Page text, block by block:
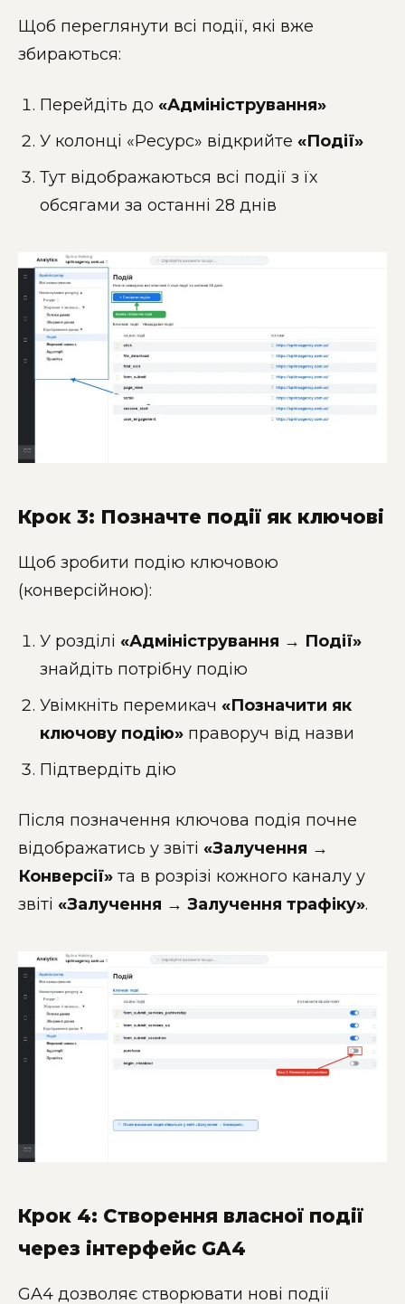
Щоб переглянути всі події, які вже
збираються:
Перейдіть до «Адміністрування»
У колонці «Ресурс» відкрийте «Події»
Тут відображаються всі події з їх
обсягами за останні 28 днів
Крок 3: Позначте події як ключові
Щоб зробити подію ключовою
(конверсійною):
У розділі «Адміністрування → Події»
знайдіть потрібну подію
Увімкніть перемикач «Позначити як
ключову подію» праворуч від назви
Підтвердіть дію
Після позначення ключова подія почне
відображатись у звіті «Залучення →
Конверсії» та в розрізі кожного каналу у
звіті «Залучення → Залучення трафіку».
Крок 4: Створення власної події
через інтерфейс GA4
GA4 дозволяє створювати нові події